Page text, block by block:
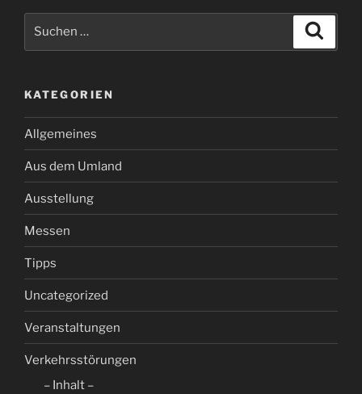
KATEGORIEN
Allgemeines
Aus dem Umland
Ausstellung
Messen
Tipps
Uncategorized
Veranstaltungen
Verkehrsstörungen
– Inhalt –